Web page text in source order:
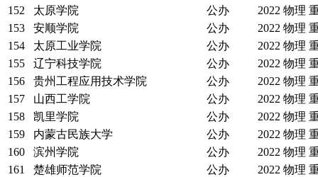
152
太原学院 公办 2022 物理
153
安顺学院 公办 2022 物理
154
太原工业学院 公办 2022 物理
155
辽宁科技学院 公办 2022 物理
156
贵州工程应用技术学院 公办 2022 物理
157
山西工学院 公办 2022 物理
158
凯里学院 公办 2022 物理
159
内蒙古民族大学 公办 2022 物理
160
滨州学院 公办 2022 物理
161
楚雄师范学院 公办 2022 物理